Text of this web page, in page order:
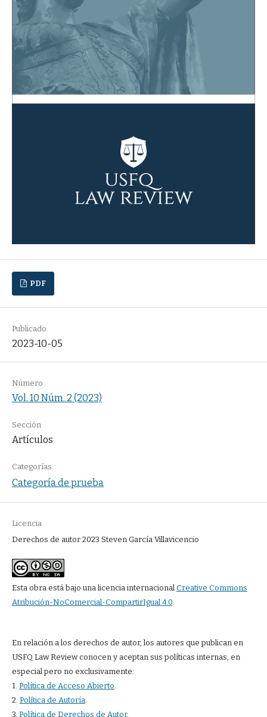
PDF
Publicado
2023-10-05
Número
Vol. 10 Núm. 2 (2023)
Sección
Artículos
Categorías
Categoría de prueba
Licencia
Derechos de autor 2023 Steven García Villavicencio
Esta obra está bajo una licencia internacional Creative Commons
Atribución-NoComercial-CompartirIgual 4.0.
En relación a los derechos de autor, los autores que publican en
USFQ Law Review conocen y aceptan sus políticas internas, en
especial pero no exclusivamente:
1. Política de Acceso Abierto
2. Política de Autoría
3. Política de Derechos de Autor.